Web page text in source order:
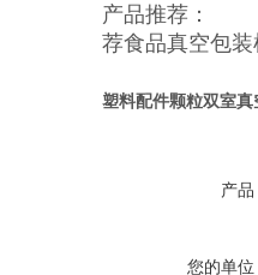
产品推荐：
荐食品真空包装
塑料配件颗粒双室真
产品
您的单位